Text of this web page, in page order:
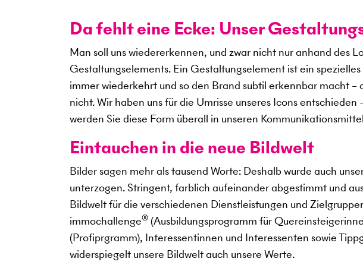
Da fehlt eine Ecke: Unser
Man soll uns wiedererkennen, und zwar nicht nur anhand des
Gestaltungselements. Ein Gestaltungselement ist ein
immer wiederkehrt und so den Brand subtil erkennbar macht
nicht. Wir haben uns für die Umrisse unseres Icons
werden Sie diese Form überall in unseren
Eintauchen in die neue Bildwelt
Bilder sagen mehr als tausend Worte: Deshalb wurde auch
unterzogen. Stringent, farblich aufeinander abgestimmt und
Bildwelt für die verschiedenen Dienstleistungen und
immochallenge® (Ausbildungsprogramm für
(Profiprgramm), Interessentinnen und Interessenten sowie
widerspiegelt unsere Bildwelt auch unsere Werte.